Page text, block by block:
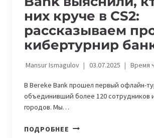
них круче в CS2:
рассказываем
кибертурнир
Mansur Ismagulov 03.07.2025 Время
В Bereke Bank прошел первый офлайн-
объединивший более 120 сотрудников
городов. Мы…
ПОДРОБНЕЕ КАК